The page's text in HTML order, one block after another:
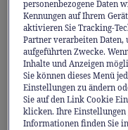
Leasing.¹
Hier fährt
Wer Auto fährt,
Wesentliche
LeasingPLUS
personenbezogene Daten
Kennungen auf Ihrem
aktivieren Sie Tracking-
Partner verarbeiten Daten,
aufgeführten Zwecke.
Inhalte und Anzeigen
Sie können dieses Menü
Einstellungen zu ändern
Sie auf den Link Cookie
klicken. Ihre Einstellungen
Informationen finden Sie